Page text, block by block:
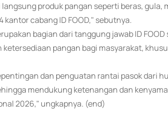
produk pangan seperti beras, gula,
cabang ID FOOD," sebutnya.
bagian dari tanggung jawab ID FOOD
pangan bagi masyarakat,
dan penguatan rantai pasok dari
mendukung ketenangan dan
2026," ungkapnya. (end)